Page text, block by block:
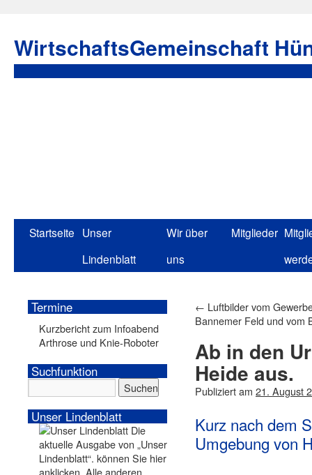
WirtschaftsGemeinschaft
Startseite Unser
Lindenblatt
Wir über
uns
Mitglieder
← Luftbilder vom
Bannemer Feld und vom
Ab in den
Heide aus.
Publiziert am 21. August
Kurz nach dem
Umgebung von
Termine
Kurzbericht zum Infoabend
Arthrose und Knie-Roboter
Suchfunktion
Unser Lindenblatt